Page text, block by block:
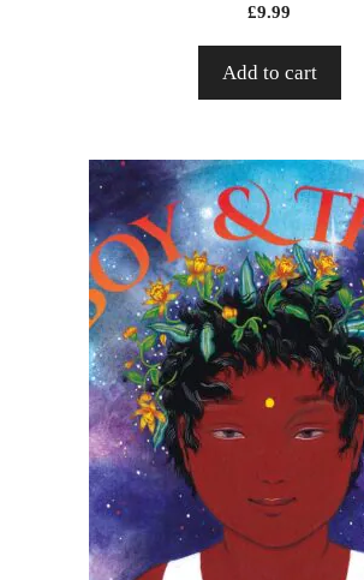
£9.99
Add to cart